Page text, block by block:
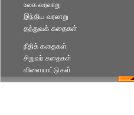
உலக வரலாறு
இந்திய வரலாறு
தத்துவக் கதைகள்
நீதிக் கதைகள்
சிறுவர் கதைகள்
விளையாட்டுகள்